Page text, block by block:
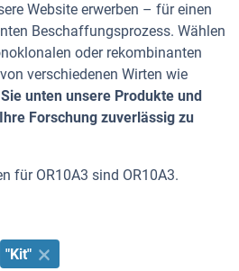
Website erwerben – für einen
Beschaffungsprozess. Wählen
oder rekombinanten
verschiedenen Wirten wie
unten unsere Produkte und
Forschung zuverlässig zu
für OR10A3 sind OR10A3.
"Kit"